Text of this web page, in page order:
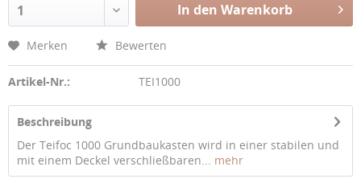
1 In den Warenkorb
Merken Bewerten
Artikel-Nr.: TEI1000
Beschreibung
Der Teifoc 1000 Grundbaukasten wird in einer stabilen und
mit einem Deckel verschließbaren... mehr